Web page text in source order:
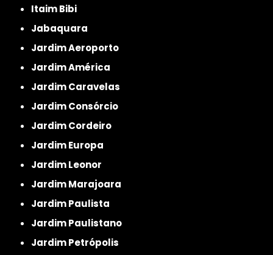
Itaim Bibi
Jabaquara
Jardim Aeroporto
Jardim América
Jardim Caravelas
Jardim Consórcio
Jardim Cordeiro
Jardim Europa
Jardim Leonor
Jardim Marajoara
Jardim Paulista
Jardim Paulistano
Jardim Petrópolis